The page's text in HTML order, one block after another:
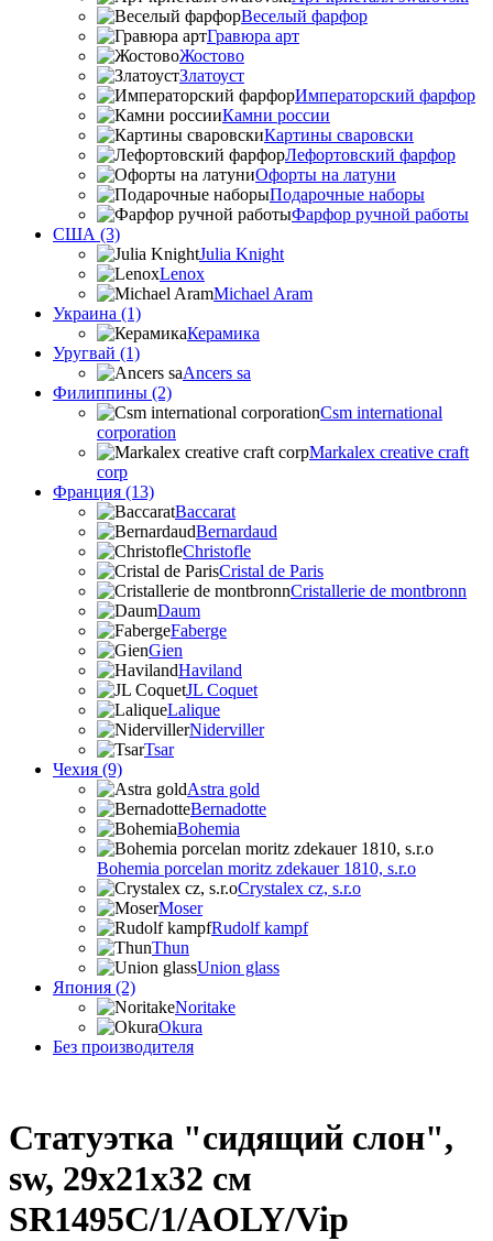
Веселый фарфор
Гравюра арт
Жостово
Златоуст
Императорский фарфор
Камни россии
Картины сваровски
Лефортовский фарфор
Офорты на латуни
Подарочные наборы
Фарфор ручной работы
США (3)
Julia Knight
Lenox
Michael Aram
Украина (1)
Керамика
Уругвай (1)
Ancers sa
Филиппины (2)
Csm international
corporation
Markalex creative craft
corp
Франция (13)
Baccarat
Bernardaud
Christofle
Cristal de Paris
Cristallerie de montbronn
Daum
Faberge
Gien
Haviland
JL Coquet
Lalique
Niderviller
Tsar
Чехия (9)
Astra gold
Bernadotte
Bohemia
Bohemia porcelan moritz zdekauer 1810, s.r.o
Crystalex cz, s.r.o
Moser
Rudolf kampf
Thun
Union glass
Япония (2)
Noritake
Okura
Без производителя
Статуэтка "сидящий слон",
sw, 29х21х32 см
SR1495C/1/AOLY/Vip